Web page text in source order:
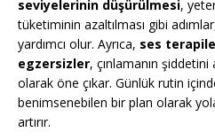
seviyelerinin düşürülmesi,
tüketiminin azaltılması gibi
yardımcı olur. Ayrıca, ses
egzersizler, çınlamanın
olarak öne çıkar. Günlük rutin
benimsenebilen bir plan olarak
artırır.